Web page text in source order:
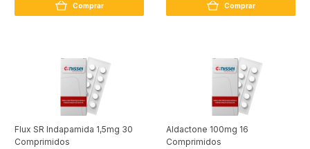
Comprar Comprar
Flux SR Indapamida 1,5mg 30
Comprimidos
Aldactone 100mg 16
Comprimidos